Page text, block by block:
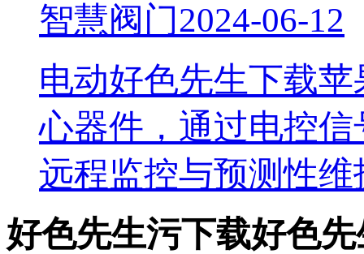
智慧阀门2024-06-12
电动好色先生下载
心器件，通过电控
远程监控与预测性
好色先生污下载好色